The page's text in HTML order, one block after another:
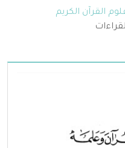
القرآن الكريم